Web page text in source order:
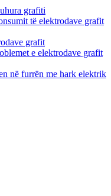
grafiti
të elektrodave grafit
grafit
e elektrodave grafit
në furrën me hark elektrik